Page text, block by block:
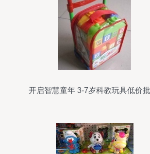
开启智慧童年 3-7岁科教玩具低价